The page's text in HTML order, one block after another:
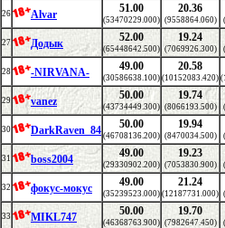
26 Alvar 51.00
(53470229.000)
20.36
(9558864.060)
27 Додык 52.00
(65448642.500)
19.24
(7069926.300)
28 -NIRVANA- 49.00
(30586638.100)
20.58
(10152083.420)
29 vanez 50.00
(43734449.300)
19.74
(8066193.500)
30 DarkRaven_84 50.00
(46708136.200)
19.94
(8470034.500)
31 boss2004 49.00
(29330902.200)
19.23
(7053830.900)
32 фокус-мокус 49.00
(35239523.000)
21.24
(12187731.000)
33 MIKL747 50.00
(46368763.900)
19.70
(7982647.450)